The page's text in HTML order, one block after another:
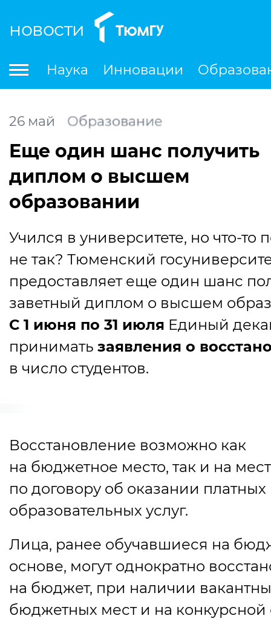
новости
Наука Инновации
Международная деятельность
Еще один шанс получить
диплом о высшем
образовании
Учился в университете, но что-то
не так? Тюменский
предоставляет еще один шанс
заветный диплом о высшем
С 1 июня по 31 июля Единый
принимать заявления о
в число студентов.
май
26 Образование
Восстановление возможно как
на бюджетное место, так и на
по договору об оказании платных
образовательных услуг.
Лица, ранее обучавшиеся на
основе, могут однократно
на бюджет, при наличии
бюджетных мест и на конкурсной